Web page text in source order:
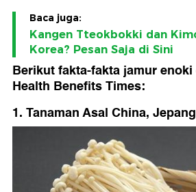
Baca juga:
Kangen Tteokbokki dan
Korea? Pesan Saja di Sini
Berikut fakta-fakta jamur
Health Benefits Times:
1. Tanaman Asal China,